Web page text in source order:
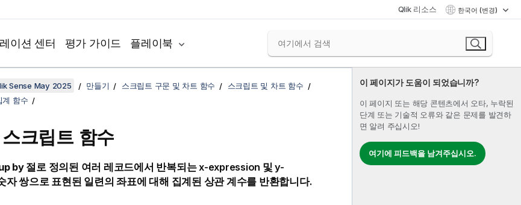
Qlik 리소스 한국어 (변경)
이션 센터 평가 가이드 플레이북
이 페이지가 도움이 되었습니까?
이 페이지 또는 해당 콘텐츠에서 오타, 누락된
단계 또는 기술적 오류와 같은 문제를 발견하
면 알려 주십시오!
여기에 피드백을 남겨주십시오.
Sense May 2025 만들기 스크립트 구문 및 차트 함수
스크립트 및 차트 함수
계 함수
크립트 함수
by절로 정의된 여러 레코드에서 반복되는x-expression 및y-
자 쌍으로 표현된 일련의 좌표에 대해 집계된 상관 계수를 반환합니다.